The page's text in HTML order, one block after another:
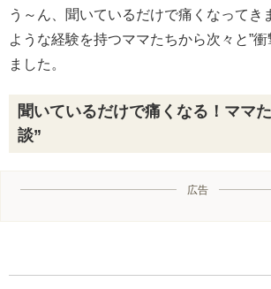
う～ん、聞いているだけで痛くなって
ような経験を持つママたちから次々と”
ました。
聞いているだけで痛くなる！ママ
談”
広告